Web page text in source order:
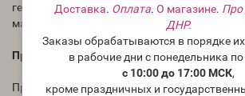
Доставка. Оплата.О магазине. Про
ДНР.
Заказы обрабатываются в порядке
в рабочие дни с понедельника
с 10:00 до 17:00 МСК,
кроме праздничных и
гелеобразователем, а потому добавляется
маски, кремы.
Применение в косметологии:
Природный загуститель – ценный